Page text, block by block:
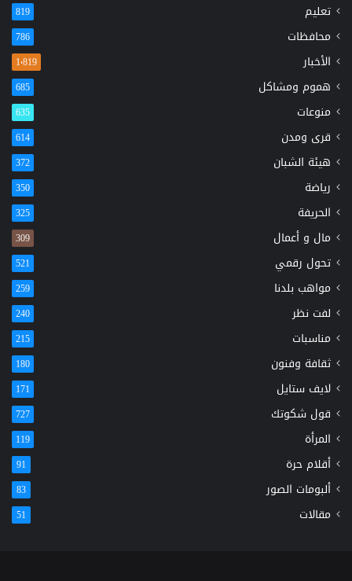
تعليم 819
محافظات 786
الأخبار 1٬819
هموم ومشاكل 685
منوعات 635
قرى ومدن 614
هيئة الشبان 372
رياضة 350
الحريفة 325
مال و أعمال 309
تحول رقمي 521
مواهب بلدنا 259
لفت نظر 240
مناسبات 215
ثقافة وفنون 180
لايف ستايل 171
قول شكوتك 727
المرأة 119
أقلام حرة 91
ألبومات الصور 83
مقالات 51